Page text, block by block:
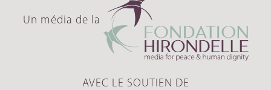
Un média de la
AVEC LE SOUTIEN DE